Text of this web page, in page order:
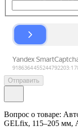
Отправить
Вопрос о товаре:
GELfix, 115–205 мм,